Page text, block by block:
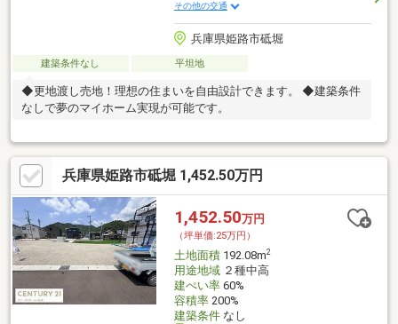
その他の交通
兵庫県姫路市砥堀
建築条件なし 平坦地
◆更地渡し売地！理想の住まいを自由設計できます。 ◆建築条件
なしで夢のマイホーム実現が可能です。
兵庫県姫路市砥堀 1,452.50万円
1,452.50万円
（坪単価:25万円）
土地面積192.08m2
用途地域２種中高
建ぺい率60%
容積率200%
建築条件なし